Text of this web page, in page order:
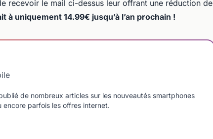
recevoir le mail ci-dessus leur offrant une réduction de
à uniquement 14.99€ jusqu’à l’an prochain !
de nombreux articles sur les nouveautés smartphones
encore parfois les offres internet.